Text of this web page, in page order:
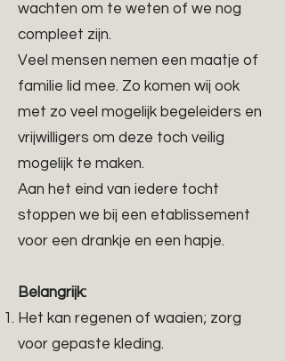
wachten om te weten of we nog
compleet zijn.
Veel mensen nemen een maatje of
familie lid mee. Zo komen wij ook
met zo veel mogelijk begeleiders en
vrijwilligers om deze toch veilig
mogelijk te maken.
Aan het eind van iedere tocht
stoppen we bij een etablissement
voor een drankje en een hapje.
Belangrijk:
Het kan regenen of waaien; zorg
voor gepaste kleding.